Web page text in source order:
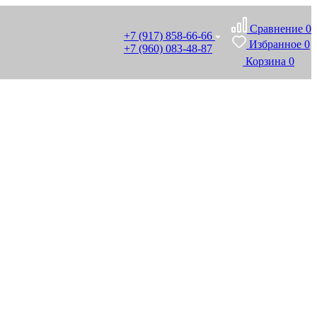
+7 (917) 858-66-66
+7 (960) 083-48-87
Сравнение 0
Избранное 0
Корзина 0